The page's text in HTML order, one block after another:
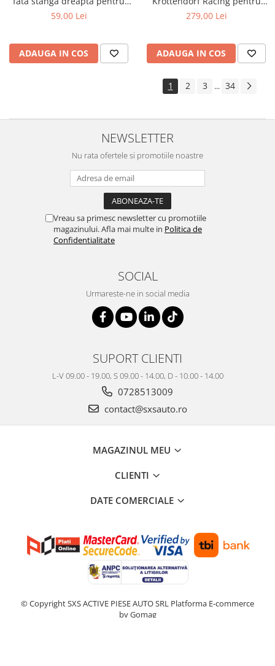
BMW Seria 5 G30 G31
59,00 Lei
ADAUGA IN COS
Saab 9-5 YS3G
279,00 Lei
ADAUGA IN COS
1 2 3 ... 34
NEWSLETTER
Nu rata ofertele si promotiile noastre
Vreau sa primesc newsletter cu promotiile
magazinului. Afla mai multe in Politica de
Confidentialitate
SOCIAL
Urmareste-ne in social media
SUPORT CLIENTI
L-V 09.00 - 19.00, S 09.00 - 14.00, D - 10.00 - 14.00
0728513009
contact@sxsauto.ro
MAGAZINUL MEU
CLIENTI
DATE COMERCIALE
© Copyright SXS ACTIVE PIESE AUTO SRL Platforma E-commerce
by Gomag